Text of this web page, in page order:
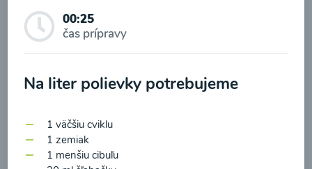
00:25
čas prípravy
Na liter polievky potrebujeme
1 väčšiu cviklu
1 zemiak
1 menšiu cibuľu
Odber noviniek a akcií
Odoslaním registrácie na Newsletter súhlasím so
spracovaním osobných údajov pre účely